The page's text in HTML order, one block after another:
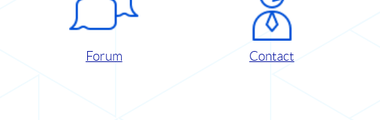
Forum Contact